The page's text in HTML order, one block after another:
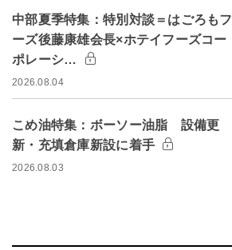
中部夏季特集：特別対談＝はごろもフ
ーズ後藤康雄会長×ホテイフーズコー
ポレーシ…
2026.08.04
こめ油特集：ボーソー油脂 設備更
新・充填倉庫新設に着手
2026.08.03